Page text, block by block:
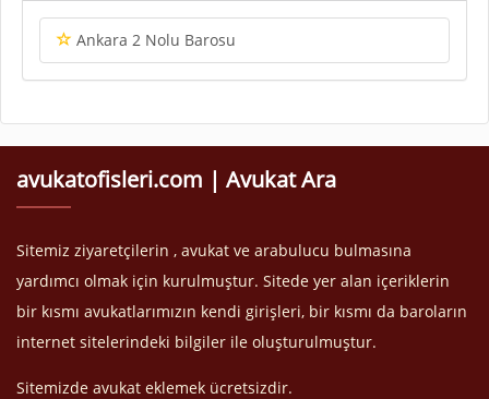
Ankara 2 Nolu Barosu
avukatofisleri.com | Avukat Ara
Sitemiz ziyaretçilerin , avukat ve arabulucu bulmasına
yardımcı olmak için kurulmuştur. Sitede yer alan içeriklerin
bir kısmı avukatlarımızın kendi girişleri, bir kısmı da baroların
internet sitelerindeki bilgiler ile oluşturulmuştur.
Sitemizde avukat eklemek ücretsizdir.